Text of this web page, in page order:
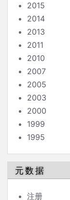
2015
2014
2013
2011
2010
2007
2005
2003
2000
1999
1995
元数据
注册